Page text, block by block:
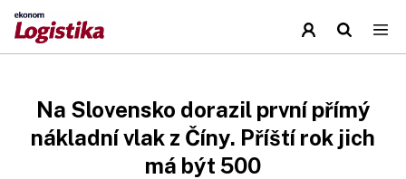
Na Slovensko dorazil první přímý
nákladní vlak z Číny. Příští rok jich
má být 500